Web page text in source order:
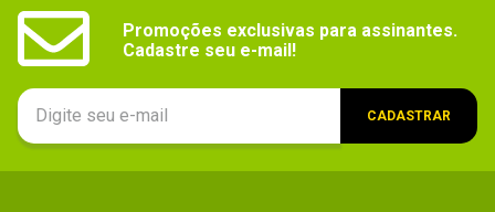
Outras
informações
Alimentação:
1x Entrada de CA
Entrada de áudio (3,5 mm):
1 x Saída (3,5 mm)
Promoções exclusivas para assinantes.
Cadastre seu e-mail!
CADASTRAR